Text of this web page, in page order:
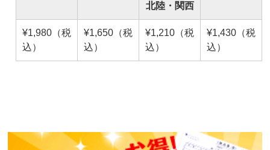
北陸・関西
¥1,980（税
込）
¥1,650（税
込）
¥1,210（税
込）
¥1,430（税
込）